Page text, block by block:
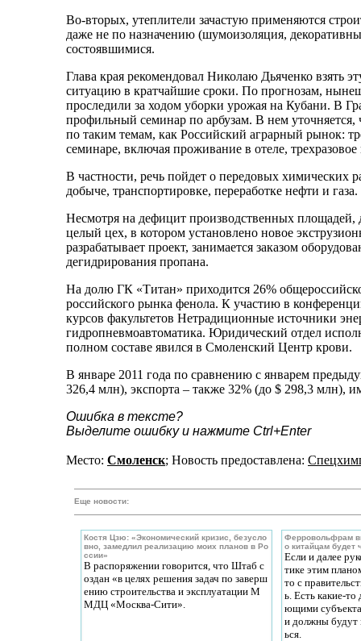
Во-вторых, утеплители зачастую применяются
даже не по назначению (шумоизоляция,
состоявшимися.
Глава края рекомендовал Николаю Дьяченко взять
ситуацию в кратчайшие сроки. По прогнозам,
проследили за ходом уборки урожая на Кубани. В
профильный семинар по арбузам. В нем уточняется,
по таким темам, как Российский аграрный рынок:
семинаре, включая проживание в отеле,
В частности, речь пойдет о передовых химических
добыче, транспортировке, переработке нефти и газа.
Несмотря на дефицит производственных площадей,
целый цех, в котором установлено новое
разрабатывает проект, занимается заказом
дегидрирования пропана.
На долю ГК «Титан» приходится 26%
российского рынка фенола. К участию в
курсов факультетов Нетрадиционные источники
гидропневмоавтоматика. Юридический отдел
полном составе явился в Смоленский Центр крови.
В январе 2011 года по сравнению с январем
326,4 млн), экспорта – также 32% (до $ 298,3 млн),
Ошибка в тексте?
Выделите ошибку и нажмите Ctrl+Enter
Место: Смоленск; Новость предоставлена:
Еще новости:
Костя Цзю: «Экономический кризис, безусло
вно, замедлил реализацию моих планов в Ро
ссии»
В распоряжении говорится, что Штаб с
оздан «в целях решения задач по заверш
ению строительства и эксплуатации М
МДЦ «Москва-Сити».
Ферровольфрам
о китайцам будет
Если и далее
тике этим
то с
ь. Есть какие-
ющими
и должны будут
ься.